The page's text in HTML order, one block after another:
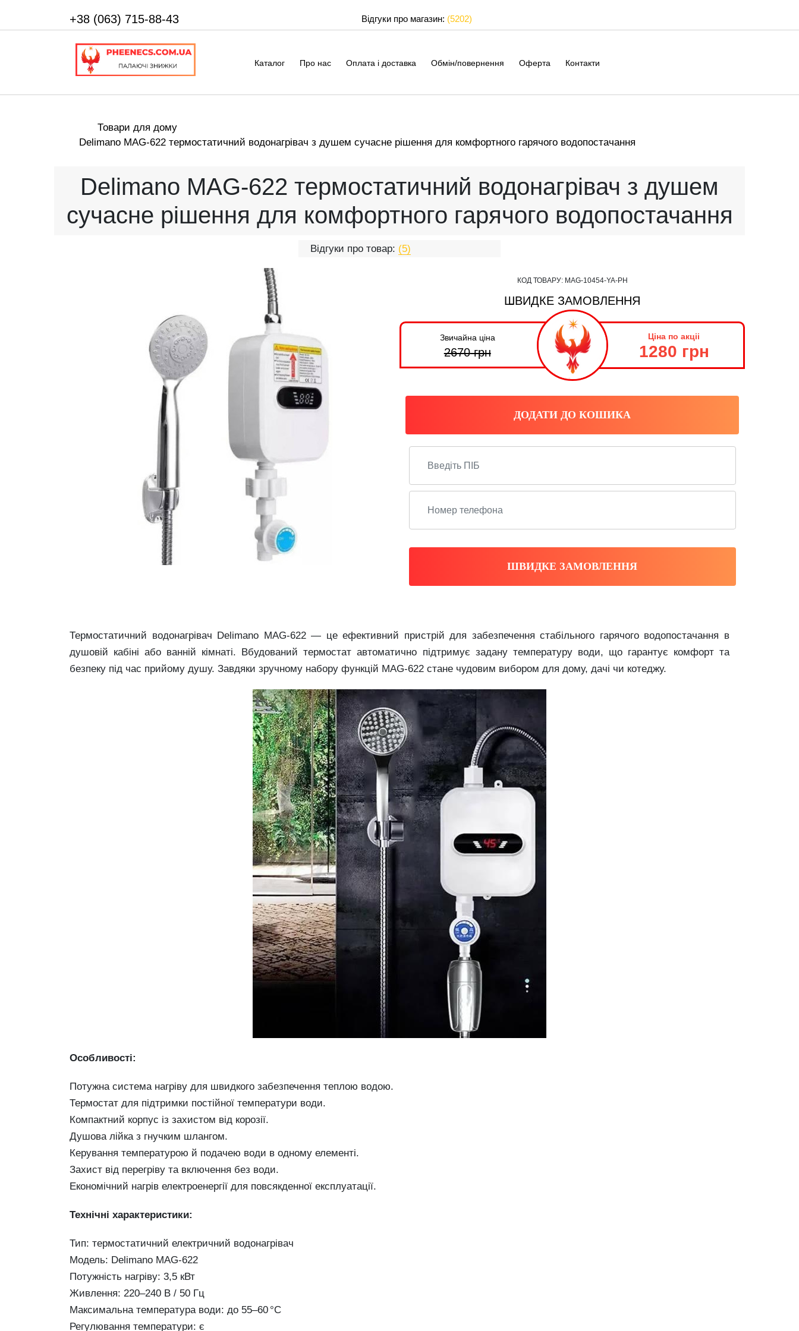
+38 (063) 715-88-43 Відгуки про магазин: (5202)
Каталог Про нас Оплата і доставка Обмін/повернення Оферта Контакти
Товари для дому
Delimano MAG‑622 термостатичний водонагрівач з душем сучасне рішення для комфортного гарячого водопостачання
Delimano MAG‑622 термостатичний водонагрівач з душем
сучасне рішення для комфортного гарячого водопостачання
Відгуки про товар: (5)
КОД ТОВАРУ: MAG-10454-YA-PH
ШВИДКЕ ЗАМОВЛЕННЯ
Звичайна ціна
2670грн
Ціна по акціі
1280 грн
ДОДАТИ ДО КОШИКА
ШВИДКЕ ЗАМОВЛЕННЯ
Термостатичний водонагрівач Delimano MAG‑622 — це ефективний пристрій для забезпечення стабільного гарячого водопостачання в
душовій кабіні або ванній кімнаті. Вбудований термостат автоматично підтримує задану температуру води, що гарантує комфорт та
безпеку під час прийому душу. Завдяки зручному набору функцій MAG‑622 стане чудовим вибором для дому, дачі чи котеджу.
Особливості:
Потужна система нагріву для швидкого забезпечення теплою водою.
Термостат для підтримки постійної температури води.
Компактний корпус із захистом від корозії.
Душова лійка з гнучким шлангом.
Керування температурою й подачею води в одному елементі.
Захист від перегріву та включення без води.
Економічний нагрів електроенергії для повсякденної експлуатації.
Технічні характеристики:
Тип: термостатичний електричний водонагрівач
Модель: Delimano MAG‑622
Потужність нагріву: 3,5 кВт
Живлення: 220–240 В / 50 Гц
Максимальна температура води: до 55–60 °C
Регулювання температури: є